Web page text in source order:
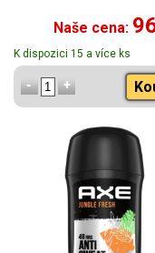
Naše cena:
K dispozici 15 a více ks